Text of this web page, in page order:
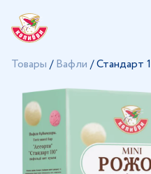
Товары /Вафли /Стандарт